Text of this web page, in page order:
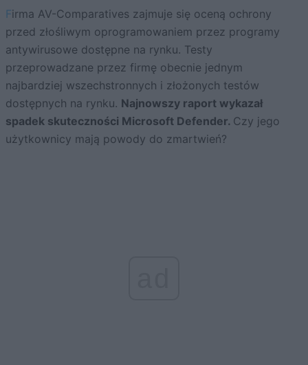
Firma AV-Comparatives zajmuje się oceną ochrony
przed złośliwym oprogramowaniem przez programy
antywirusowe dostępne na rynku. Testy
przeprowadzane przez firmę obecnie jednym
najbardziej wszechstronnych i złożonych testów
dostępnych na rynku. Najnowszy raport wykazał
spadek skuteczności Microsoft Defender. Czy jego
użytkownicy mają powody do zmartwień?